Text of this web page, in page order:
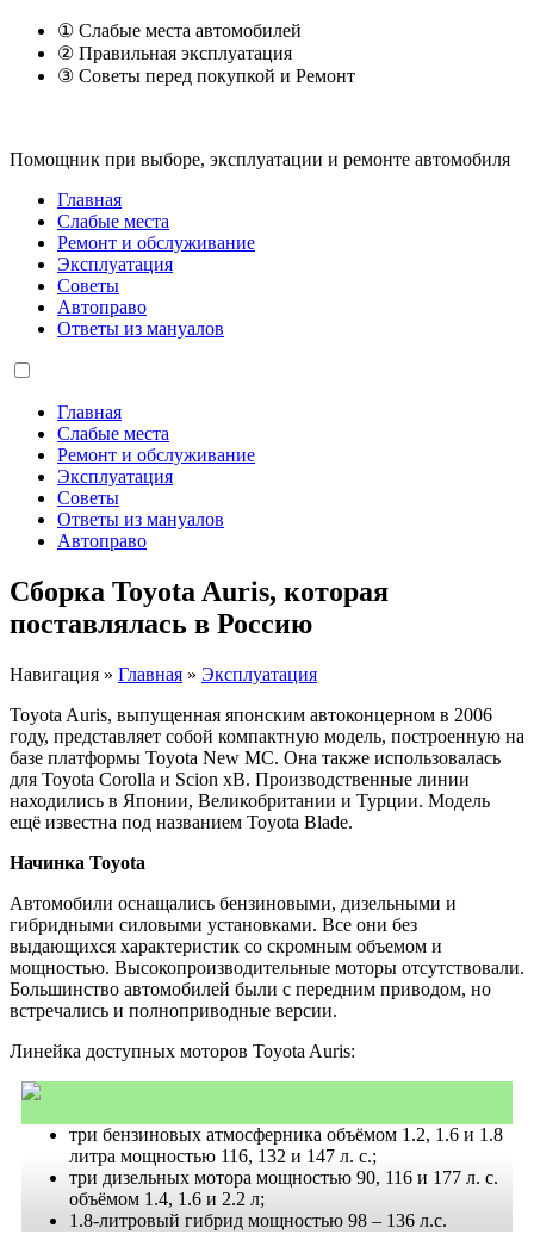
① Слабые места автомобилей
② Правильная эксплуатация
③ Советы перед покупкой и Ремонт
Помощник при выборе, эксплуатации и ремонте автомобиля
Главная
Слабые места
Ремонт и обслуживание
Эксплуатация
Советы
Автоправо
Ответы из мануалов
Главная
Слабые места
Ремонт и обслуживание
Эксплуатация
Советы
Ответы из мануалов
Автоправо
Сборка Toyota Auris, которая
поставлялась в Россию
Навигация » Главная » Эксплуатация
Toyota Auris, выпущенная японским автоконцерном в 2006
году, представляет собой компактную модель, построенную на
базе платформы Toyota New MC. Она также использовалась
для Toyota Corolla и Scion xB. Производственные линии
находились в Японии, Великобритании и Турции. Модель
ещё известна под названием Toyota Blade.
Начинка Toyota
Автомобили оснащались бензиновыми, дизельными и
гибридными силовыми установками. Все они без
выдающихся характеристик со скромным объемом и
мощностью. Высокопроизводительные моторы отсутствовали.
Большинство автомобилей были с передним приводом, но
встречались и полноприводные версии.
Линейка доступных моторов Toyota Auris:
три бензиновых атмосферника объёмом 1.2, 1.6 и 1.8
литра мощностью 116, 132 и 147 л. с.;
три дизельных мотора мощностью 90, 116 и 177 л. с.
объёмом 1.4, 1.6 и 2.2 л;
1.8-литровый гибрид мощностью 98 – 136 л.с.